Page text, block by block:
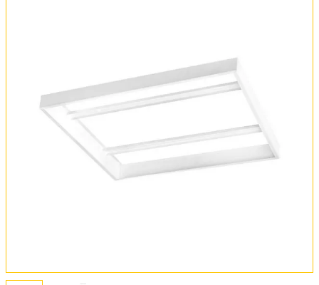
Обмен и возврат
Установка
FAQ